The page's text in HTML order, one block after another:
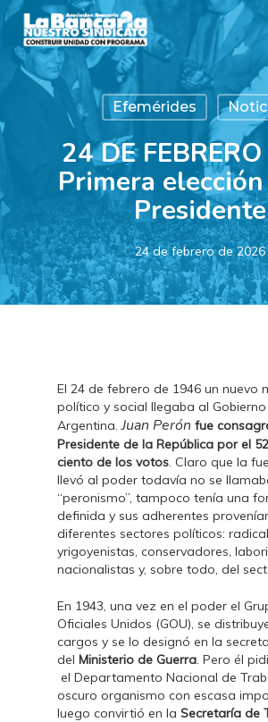
Skip
to
main
content
Efemérides
24 DE
Primera
Presidente
24 de febrero de 2026
El 24 de febrero de 1946 un nuevo
político y social llegaba al
Argentina.Juan Perón fue
Presidente de la República por el
ciento de los votos. Claro que la
llevó al poder todavía no se
“peronismo”, tampoco tenía una
definida y sus adherentes
diferentes sectores políticos:
yrigoyenistas, conservadores,
nacionalistas y, sobre todo, del
En 1943, una vez en el poder el
Oficiales Unidos (GOU), se
cargos y se lo designó en la
del Ministerio de Guerra. Pero él
el Departamento Nacional de
oscuro organismo con escasa
luego convirtió en la Secretaría de